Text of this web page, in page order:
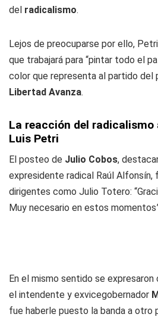
del radicalismo.
Lejos de preocuparse por ello,
que trabajará para “pintar todo el
color que representa al partido del
Libertad Avanza.
La reacción del
Luis Petri
El posteo de Julio Cobos,
expresidente radical Raúl Alfonsín,
dirigentes como Julio Totero:
Muy necesario en estos
En el mismo sentido se expresaron
el intendente y exvicegobernador
fue haberle puesto la banda a otro